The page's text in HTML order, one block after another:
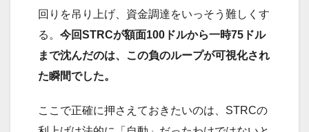
回りを吊り上げ、資金調達をいっそう難しくす
る。 今回STRCが額面100ドルから一時75ドル
まで沈んだのは、この負のループが可視化され
た瞬間でした。
ここで正確に押さえておきたいのは、STRCの